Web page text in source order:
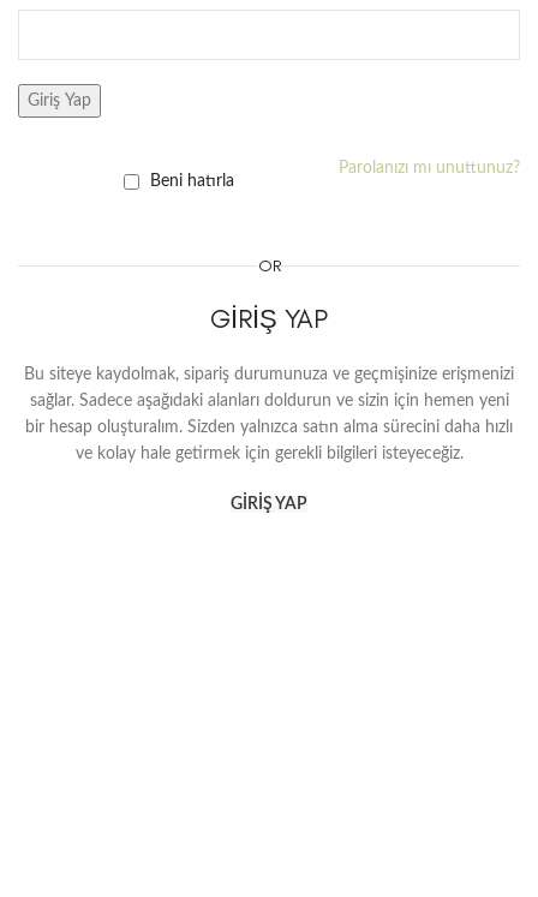
Giriş Yap
Parolanızı mı unuttunuz?
Beni hatırla
OR
GIRIŞ YAP
Bu siteye kaydolmak, sipariş durumunuza ve geçmişinize erişmenizi
sağlar. Sadece aşağıdaki alanları doldurun ve sizin için hemen yeni
bir hesap oluşturalım. Sizden yalnızca satın alma sürecini daha hızlı
ve kolay hale getirmek için gerekli bilgileri isteyeceğiz.
GIRIŞ YAP